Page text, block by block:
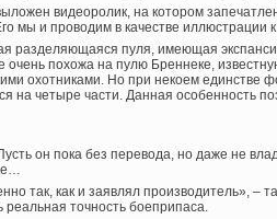
видеоролик, на котором
мы и проводим в качестве иллюстрации к
разделяющаяся пуля, имеющая
очень похожа на пулю Бреннеке,
охотниками. Но при некоем
на четыре части. Данная особенность
он пока без перевода, но даже не
так, как и заявлял производитель», –
точность боеприпаса.